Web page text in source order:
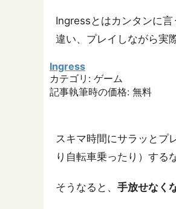
Ingressとはカンタンに
違い、プレイしながら実
Ingress
カテゴリ: ゲーム
記事執筆時の価格: 無料
スキマ時間にサラッとプ
り自転車乗ったり）する
そうなると、 手放せなく